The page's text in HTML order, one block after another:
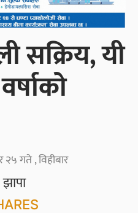
सक्रिय, यी
झापा
गते , विहीबार